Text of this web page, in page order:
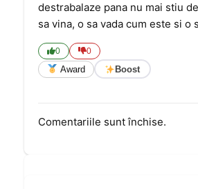
destrabalaze pana nu mai stiu
sa vina, o sa vada cum este si o
0 0
Award Boost
Comentariile sunt închise.